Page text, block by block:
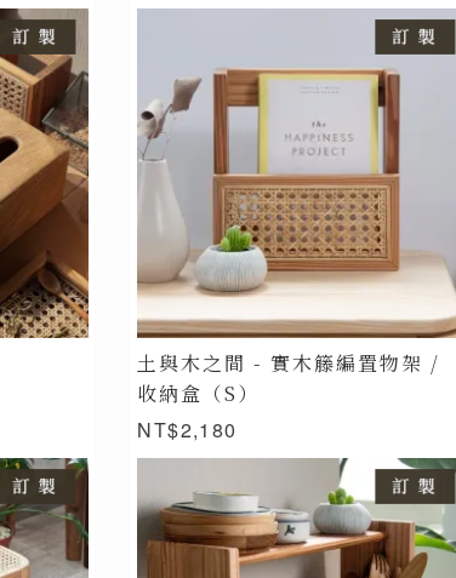
土與木之間 - 實木籐編置物架 /
收納盒（S）
NT$2,180